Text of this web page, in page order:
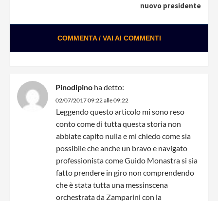
nuovo presidente
COMMENTA / VAI AI COMMENTI
Pinodipino ha detto:
02/07/2017 09:22 alle 09:22
Leggendo questo articolo mi sono reso
conto come di tutta questa storia non
abbiate capito nulla e mi chiedo come sia
possibile che anche un bravo e navigato
professionista come Guido Monastra si sia
fatto prendere in giro non comprendendo
che è stata tutta una messinscena
orchestrata da Zamparini con la